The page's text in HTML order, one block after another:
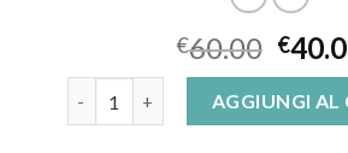
€60.00 €
AGGIUNGI AL